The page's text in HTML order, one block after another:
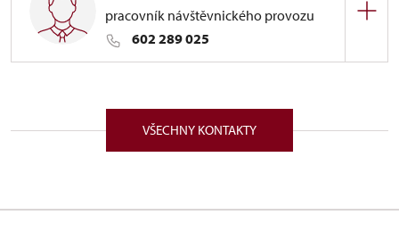
pracovník návštěvnického provozu
602 289 025
Trčkovo nám. 1/, Opočno 51773
VŠECHNY KONTAKTY